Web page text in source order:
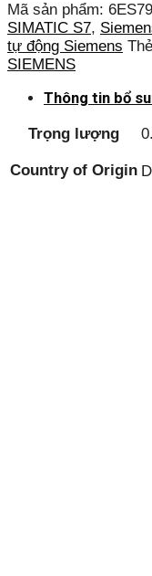
Mã sản phẩm:
SIMATIC S7,
tự động Siemens
SIEMENS
Thông tin bổ
Trọng lượng
Country of Origin